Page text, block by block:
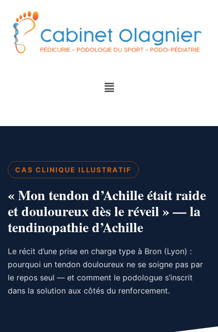
CAS CLINIQUE ILLUSTRATIF
« Mon tendon d’Achille étaitraide
et douloureux dès le réveil» — la
tendinopathie d’Achille
Le récit d’une prise en charge type à Bron (Lyon) :
pourquoi un tendon douloureux ne se soigne pas par
le repos seul — et comment le podologue s’inscrit
dans la solution aux côtés du renforcement.